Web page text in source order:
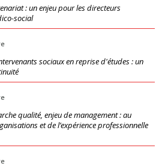
: un enjeu pour les directeurs
social
sociaux en reprise d'études : un
qualité, enjeu de management : au
et de l’expérience professionnelle